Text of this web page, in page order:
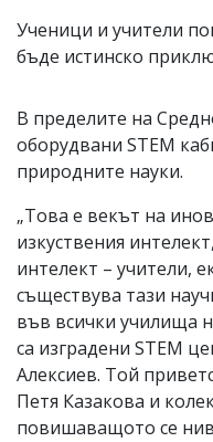
Ученици и учители
бъде истинско
В пределите на
оборудвани STEM
природните науки.
„Това е векът на
изкуствения
интелект – учители,
съществува тази
във всички училища
са изградени STEM
Алексиев. Той
Петя Казакова и
повишаващото се